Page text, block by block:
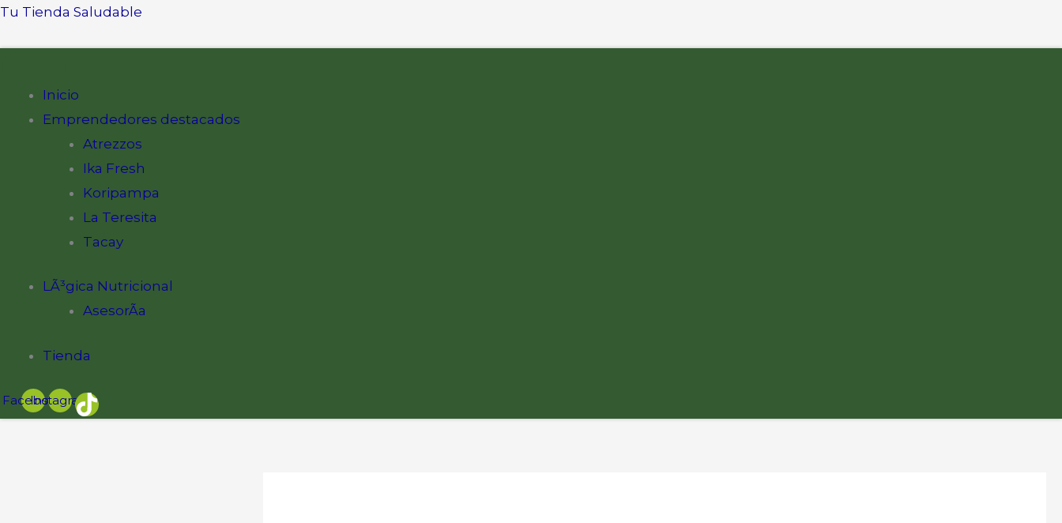
Ir
Tu Tienda Saludable
Inicio
Emprendedores destacados
Atrezzos
Ika Fresh
Koripampa
La Teresita
Tacay
LÃ³gica Nutricional
AsesorÃ­a
Tienda
Facebook
Instagram